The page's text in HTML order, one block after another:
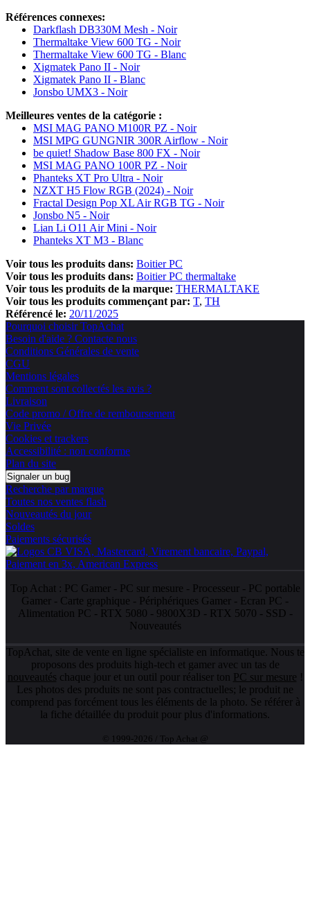
Références connexes:
Darkflash DB330M Mesh - Noir
Thermaltake View 600 TG - Noir
Thermaltake View 600 TG - Blanc
Xigmatek Pano II - Noir
Xigmatek Pano II - Blanc
Jonsbo UMX3 - Noir
Meilleures ventes de la catégorie :
MSI MAG PANO M100R PZ - Noir
MSI MPG GUNGNIR 300R Airflow - Noir
be quiet! Shadow Base 800 FX - Noir
MSI MAG PANO 100R PZ - Noir
Phanteks XT Pro Ultra - Noir
NZXT H5 Flow RGB (2024) - Noir
Fractal Design Pop XL Air RGB TG - Noir
Jonsbo N5 - Noir
Lian Li O11 Air Mini - Noir
Phanteks XT M3 - Blanc
Voir tous les produits dans: Boitier PC
Voir tous les produits dans: Boitier PC thermaltake
Voir tous les produits de la marque: THERMALTAKE
Voir tous les produits commençant par: T TH
Référencé le: 20/11/2025
Pourquoi choisir TopAchat
Besoin d'aide ? Contacte nous
Conditions Générales de vente
CGU
Mentions légales
Comment sont collectés les avis ?
Livraison
Code promo / Offre de remboursement
Vie Privée
Cookies et trackers
Accessibilité : non conforme
Plan du site
Signaler un bug
Recherche par marque
Toutes nos ventes flash
Nouveautés du jour
Soldes
Paiements sécurisés
Top Achat : PC Gamer- PC sur mesure - Processeur- PC portable
Gamer - Carte graphique - Périphériques Gamer - Ecran PC -
Alimentation PC - RTX 5080 - 9800X3D - RTX 5070 - SSD -
Nouveautés
TopAchat, site de vente en ligne spécialiste en informatique. Nous te
proposons des produits high-tech et gamer avec un tas de
nouveautés chaque jour et un outil pour réaliser ton PC sur mesure !
Les photos des produits ne sont pas contractuelles; le produit ne
comprend pas forcément tous les éléments de la photo. Se référer à
la fiche détaillée du produit pour plus d'informations.
© 1999-2026 / Top Achat @